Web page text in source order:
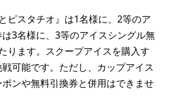
ピスタチオ』は1名様に、2等のア
3名様に、3等のアイスシングル無
ります。スクープアイスを購入す
可能です。ただし、カップアイス
ンや無料引換券と併用はできませ